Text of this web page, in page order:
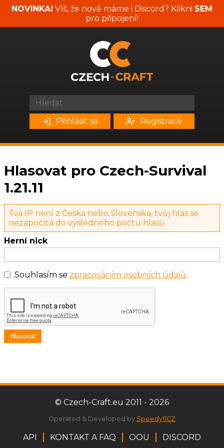
NOVINKA! Víš, že nově máme i Discord? Klikni SEM
pro připojení!
Přihlásit se Registrace
Hlasovat pro Czech-Survival
1.21.11
Tvá IP není z Česka nebo Slovenska, tvůj hlas se
nezapočítá do výsledného počtu hlasů.
Herní nick
Souhlasím se zpracováním osobních údajů.
Hlasovat
© Czech-Craft.eu 2011 - 2026
Operated & Developed by Speedy11CZ
API KONTAKT A FAQ OOU DISCORD